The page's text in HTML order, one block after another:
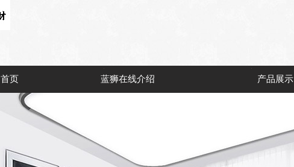
首页 蓝狮在线介绍 产品展示